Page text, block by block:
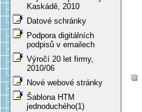
Kaskádě, 2010
Datové schránky
Podpora digitálních
podpisů v emailech
Výročí 20 let firmy,
2010/06
Nové webové stránky
Šablona HTM
jednoduchého(1)